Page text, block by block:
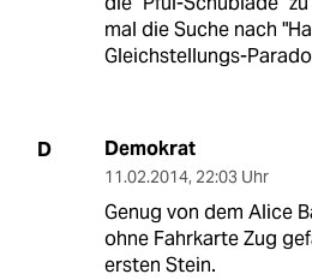
mal die Suche nach
Gleichstellungs-
D Demokrat
11.02.2014, 22:03 Uhr
Genug von dem Alice
ohne Fahrkarte Zug
ersten Stein.